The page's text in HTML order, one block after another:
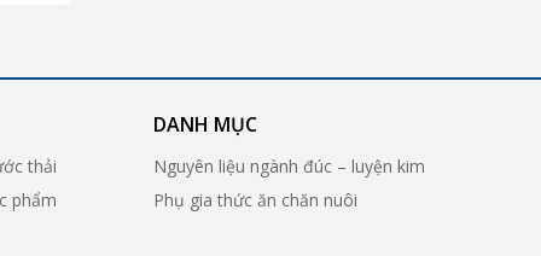
thải
phẩm
DANH MỤC
Nguyên liệu ngành đúc – luyện kim
Phụ gia thức ăn chăn nuôi